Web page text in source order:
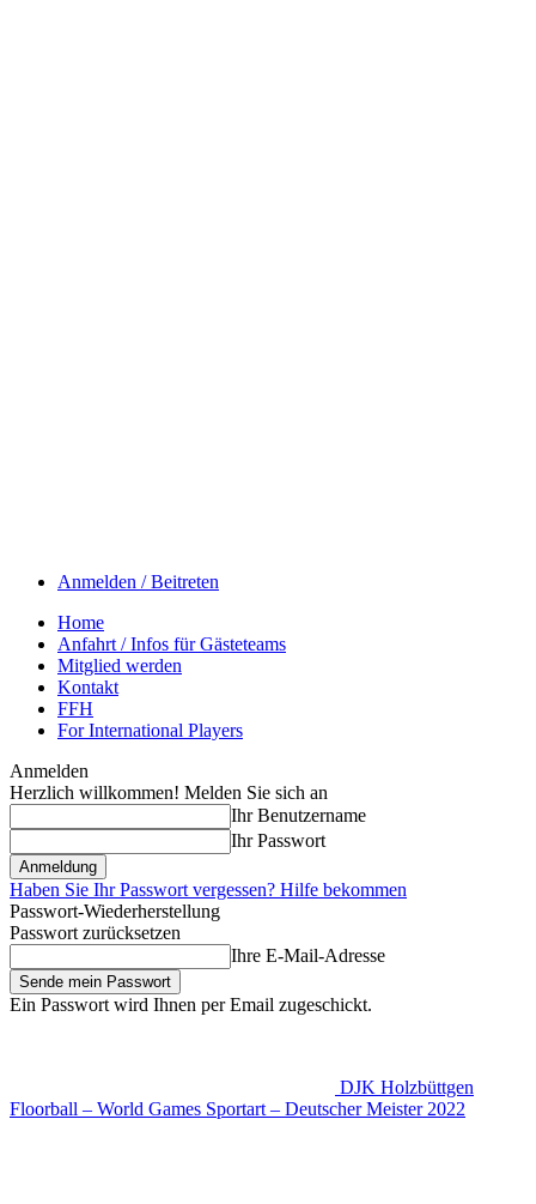
Anmelden / Beitreten
Home
Anfahrt / Infos für Gästeteams
Mitglied werden
Kontakt
FFH
For International Players
Anmelden
Herzlich willkommen! Melden Sie sich an
Ihr Benutzername
Ihr Passwort
Haben Sie Ihr Passwort vergessen? Hilfe bekommen
Passwort-Wiederherstellung
Passwort zurücksetzen
Ihre E-Mail-Adresse
Ein Passwort wird Ihnen per Email zugeschickt.
DJK Holzbüttgen
Floorball – World Games Sportart – Deutscher Meister 2022